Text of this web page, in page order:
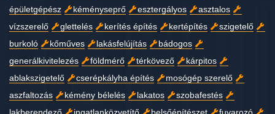
épületgépész
kéményseprő esztergályos
asztalos
vízszerelő
glettelés kerítés építés kertépítés
szigetelő
burkoló
kőműves lakásfelújítás
bádogos
generálkivitelezés
földmérő térkövező
kárpitos
ablakszigetelő
cserépkályha építés
mosógép szerelő
aszfaltozás
kémény bélelés lakatos
szobafestés